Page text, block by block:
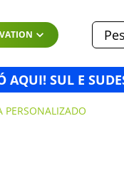
AQUI! SUL E
PERSONALIZADO